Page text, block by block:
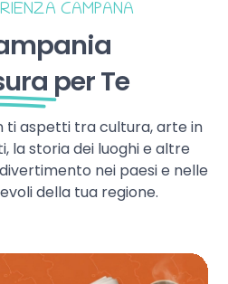
CAMPANA
per Te
ti aspetti tra cultura, arte in
la storia dei luoghi e altre
nei paesi e nelle
della tua regione.